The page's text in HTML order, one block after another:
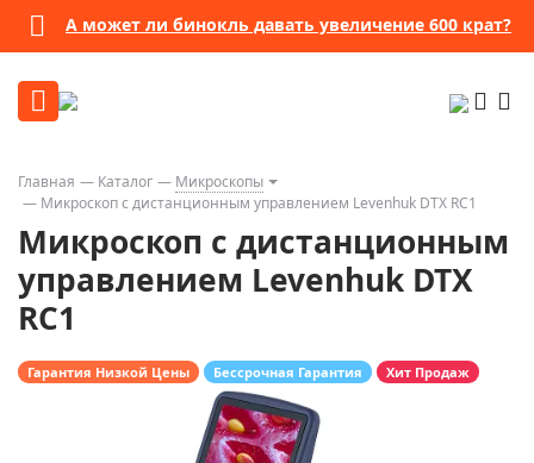
А может ли бинокль давать увеличение 600 крат?
Главная Каталог
Микроскопы
Микроскоп с дистанционным управлением Levenhuk DTX RC1
Микроскоп с дистанционным
управлением Levenhuk DTX
RC1
Гарантия Низкой Цены Бессрочная Гарантия Хит Продаж